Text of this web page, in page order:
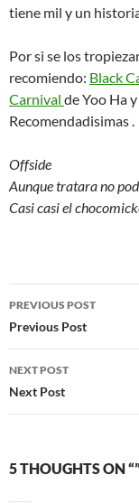
tiene mil y un
Por si se los
recomiendo: Black
Carnival de Yoo Ha y
Recomendadisimas .
Offside
Aunque tratara no
Casi casi el
Post
navigation
PREVIOUS POST
Previous Post
NEXT POST
Next Post
5 THOUGHTS ON